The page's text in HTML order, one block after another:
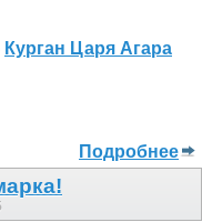
Курган Царя Агара
Подробнее